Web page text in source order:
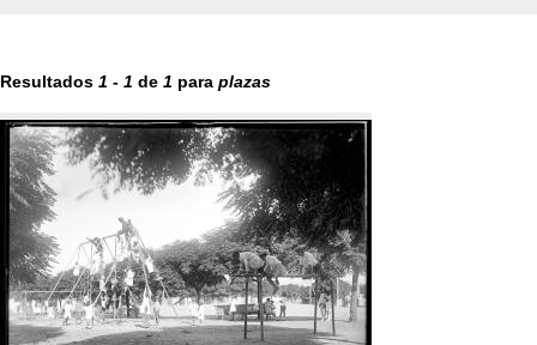
Resultados 1 - 1 de 1 para plazas